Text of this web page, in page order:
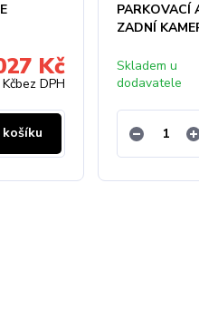
Kč
bez DPH
PARKOVACÍ
ZADNÍ
Skladem u
dodavatele